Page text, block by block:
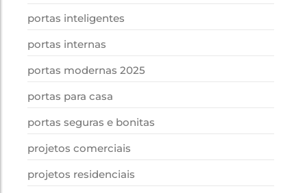
portas inteligentes
portas internas
portas modernas 2025
portas para casa
portas seguras e bonitas
projetos comerciais
projetos residenciais